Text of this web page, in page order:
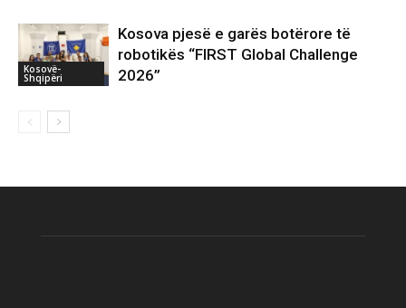
Kosovë-
Shqipëri
Kosova pjesë e garës botërore të
robotikës “FIRST Global Challenge
2026”